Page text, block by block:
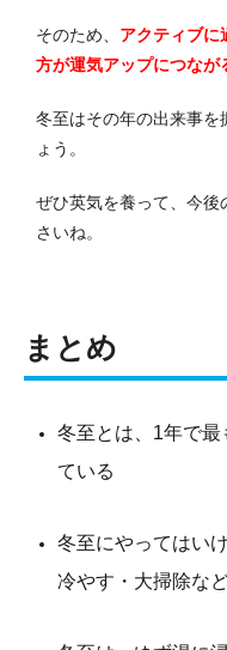
そのため、 アクティブに
方が運気アップにつなが
冬至はその年の出来事を
ょう。
ぜひ英気を養って、今
さいね。
まとめ
冬至とは、1年で
ている
冬至にやってはい
冷やす・大掃除な